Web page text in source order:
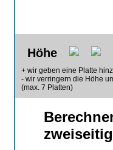
Höhe
+ wir geben eine Platte
- wir verringern die Höhe
(max. 7 Platten)